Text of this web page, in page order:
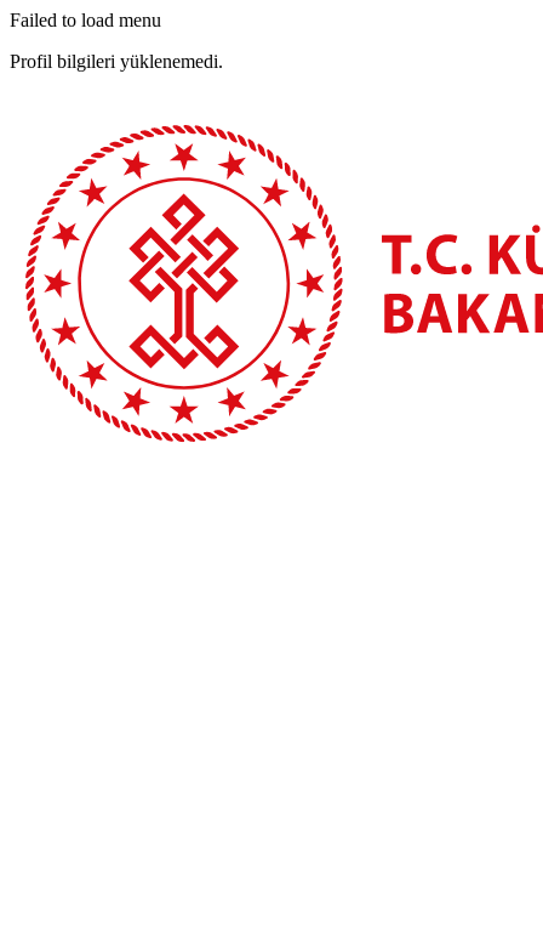
Failed to load menu
Profil bilgileri yüklenemedi.